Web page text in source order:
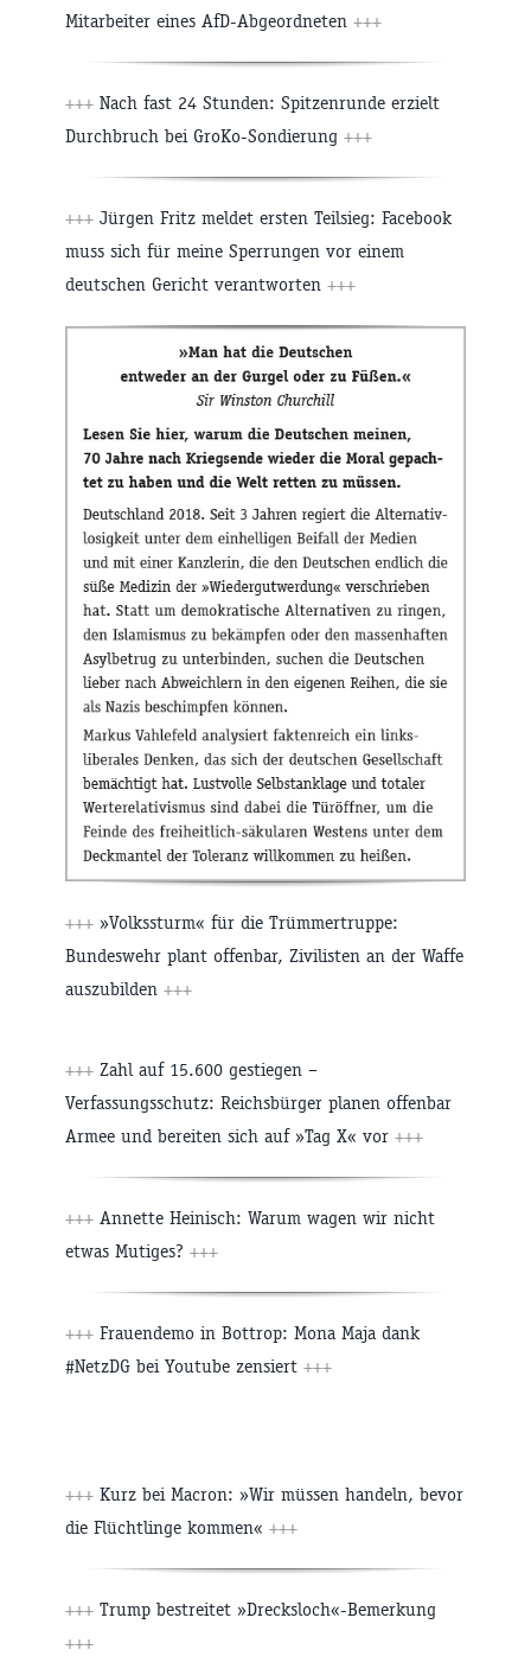
Mitarbeiter eines AfD-Abgeordneten +++
+++ Nach fast 24 Stunden: Spitzenrunde erzielt
Durchbruch bei GroKo-Sondierung +++
+++ Jürgen Fritz meldet ersten Teilsieg: Facebook
muss sich für meine Sperrungen vor einem
deutschen Gericht verantworten +++
+++ »Volkssturm« für die Trümmertruppe:
Bundeswehr plant offenbar, Zivilisten an der Waffe
auszubilden +++
+++ Zahl auf 15.600 gestiegen –
Verfassungsschutz: Reichsbürger planen offenbar
Armee und bereiten sich auf »Tag X« vor +++
+++ Annette Heinisch: Warum wagen wir nicht
etwas Mutiges? +++
+++ Frauendemo in Bottrop: Mona Maja dank
#NetzDG bei Youtube zensiert +++
+++ Kurz bei Macron: »Wir müssen handeln, bevor
die Flüchtlinge kommen« +++
+++ Trump bestreitet »Drecksloch«-Bemerkung
+++